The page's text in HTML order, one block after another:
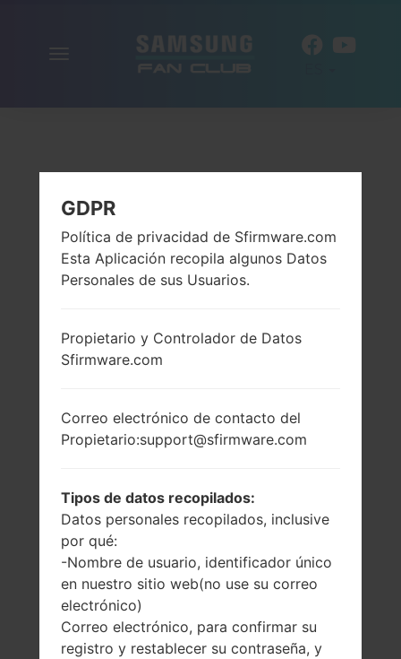
GDPR
Política de privacidad de Sfirmware.com
Esta Aplicación recopila algunos Datos
Personales de sus Usuarios.
Propietario y Controlador de Datos
Sfirmware.com
Correo electrónico de contacto del
Propietario:support@sfirmware.com
Tipos de datos recopilados:
Datos personales recopilados, inclusive
por qué:
-Nombre de usuario, identificador único
en nuestro sitio web(no use su correo
electrónico)
Correo electrónico, para confirmar su
registro y restablecer su contraseña, y